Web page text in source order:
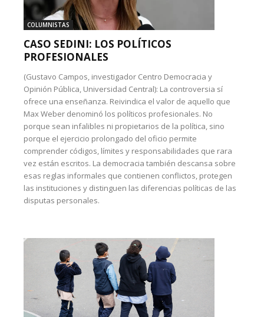
COLUMNISTAS
CASO SEDINI: LOS POLÍTICOS
PROFESIONALES
(Gustavo Campos, investigador Centro Democracia y
Opinión Pública, Universidad Central): La controversia sí
ofrece una enseñanza. Reivindica el valor de aquello que
Max Weber denominó los políticos profesionales. No
porque sean infalibles ni propietarios de la política, sino
porque el ejercicio prolongado del oficio permite
comprender códigos, límites y responsabilidades que rara
vez están escritos. La democracia también descansa sobre
esas reglas informales que contienen conflictos, protegen
las instituciones y distinguen las diferencias políticas de las
disputas personales.